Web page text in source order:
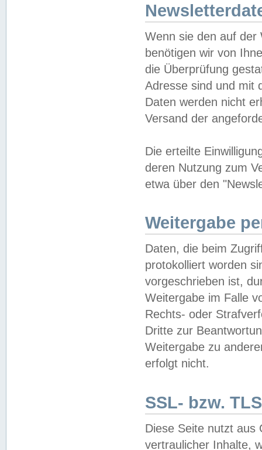
Wenn sie den auf der
benötigen wir von
die Überprüfung
Adresse sind und mit
Daten werden nicht
Versand der
Die erteilte
deren Nutzung zum
etwa über den
Weitergabe
Daten, die beim
protokolliert worden
vorgeschrieben ist,
Weitergabe im Falle
Rechts- oder
Dritte zur
Weitergabe zu
erfolgt nicht.
SSL- bzw.
Diese Seite nutzt aus
vertraulicher Inhalte,